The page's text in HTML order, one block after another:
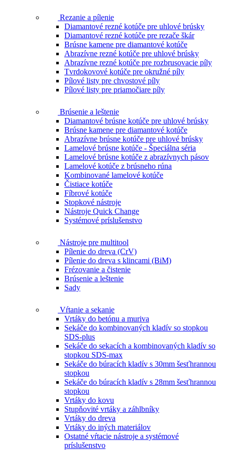
Rezanie a pílenie
Diamantové rezné kotúče pre uhlové brúsky
Diamantové rezné kotúče pre rezače škár
Brúsne kamene pre diamantové kotúče
Abrazívne rezné kotúče pre uhlové brúsky
Abrazívne rezné kotúče pre rozbrusovacie píly
Tvrdokovové kotúče pre okružné píly
Pílové listy pre chvostové píly
Pílové listy pre priamočiare píly
Brúsenie a leštenie
Diamantové brúsne kotúče pre uhlové brúsky
Brúsne kamene pre diamantové kotúče
Abrazívne brúsne kotúče pre uhlové brúsky
Lamelové brúsne kotúče - Špeciálna séria
Lamelové brúsne kotúče z abrazívnych pásov
Lamelové kotúče z brúsneho rúna
Kombinované lamelové kotúče
Čistiace kotúče
Fíbrové kotúče
Stopkové nástroje
Nástroje Quick Change
Systémové príslušenstvo
Nástroje pre multitool
Pílenie do dreva (CrV)
Pílenie do dreva s klincami (BiM)
Frézovanie a čistenie
Brúsenie a leštenie
Sady
Vŕtanie a sekanie
Vrtáky do betónu a muriva
Sekáče do kombinovaných kladív so stopkou
SDS-plus
Sekáče do sekacích a kombinovaných kladív so
stopkou SDS-max
Sekáče do búracích kladív s 30mm šesťhrannou
stopkou
Sekáče do búracích kladív s 28mm šesťhrannou
stopkou
Vrtáky do kovu
Stupňovité vrtáky a záhlbníky
Vrtáky do dreva
Vrtáky do iných materiálov
Ostatné vŕtacie nástroje a systémové
príslušenstvo